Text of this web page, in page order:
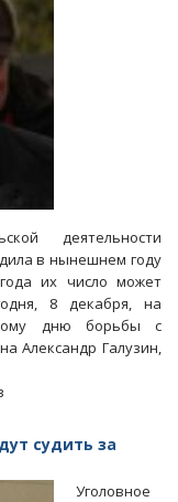
деятельности
в нынешнем году
их число может
8 декабря, на
дню борьбы с
Александр Галузин,
судить за
Уголовное